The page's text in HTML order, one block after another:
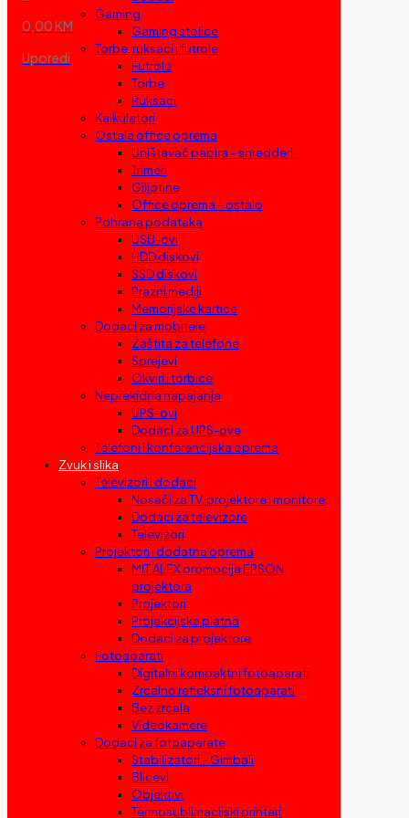
0,00 KM
Uporedi
Gaming
Gaming stolice
Torbe, ruksaci i futrole
Futrole
Torbe
Ruksaci
Kalkulatori
Ostala office oprema
Uništavač papira – shredderi
Trimeri
Giljotine
Office oprema – ostalo
Pohrana podataka
USB-ovi
HDD diskovi
SSD diskovi
Prazni mediji
Memorijske kartice
Dodaci za mobitele
Zaštita za telefone
Sprejevi
Okviri i torbice
Neprekidna napajanja
UPS-ovi
Dodaci za UPS-ove
Telefoni i konferencijska oprema
Zvuk i slika
Televizori i dodaci
Nosači za TV, projektore i monitore
Dodaci za televizore
Televizori
Projektori i dodatna oprema
MIT ALEX promocija EPSON
projektora
Projektori
Projekcijska platna
Dodaci za projektore
Fotoaparati
Digitalni kompaktni fotoaparati
Zrcalno refleksni fotoaparati
Bez zrcala
Videokamere
Dodaci za fotoaparate
Stabilizatori – Gimbali
Blicevi
Objektivi
Termosublimacijski printeri